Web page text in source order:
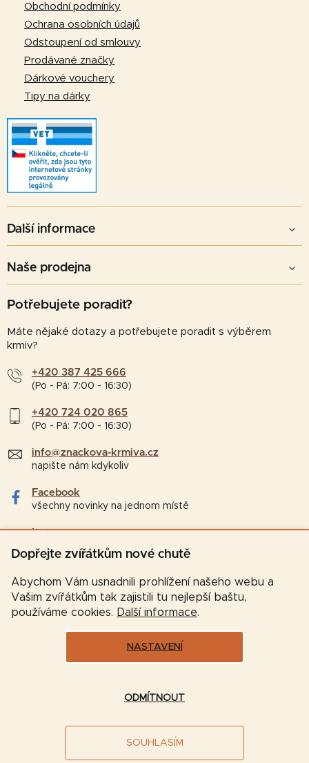
Dopřejte zvířátkům nové chutě
Abychom Vám usnadnili prohlížení našeho webu a
Vašim zvířátkům tak zajistili tu nejlepší baštu,
používáme cookies. Další informace.
SOUHLASÍM
NASTAVENÍ
ODMÍTNOUT
Obchodní podmínky
Ochrana osobních údajů
Odstoupení od smlouvy
Prodávané značky
Dárkové vouchery
Tipy na dárky
Další informace
Naše prodejna
Potřebujete poradit?
Máte nějaké dotazy a potřebujete poradit s výběrem
krmiv?
+420 387 425 666
(Po - Pá: 7:00 - 16:30)
+420 724 020 865
(Po - Pá: 7:00 - 16:30)
info@znackova-krmiva.cz
napište nám kdykoliv
Facebook
všechny novinky na jednom místě
Instagram
tipy a zajímavosti pro chovatele
Vytvořil Shoptet
Upravit nastavení cookies